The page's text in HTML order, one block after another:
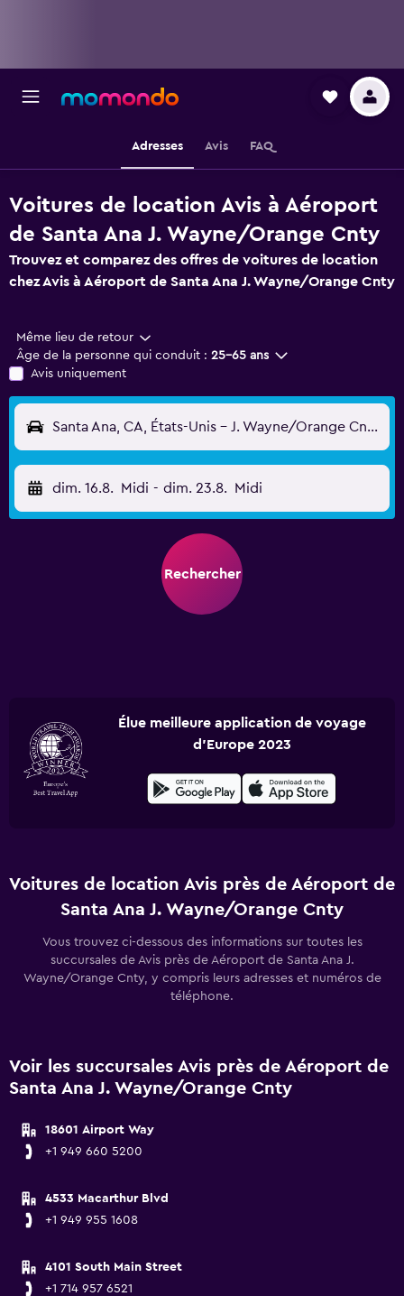
Adresses Avis FAQ
Voitures de location Avis à Aéroport
de Santa Ana J. Wayne/Orange Cnty
Trouvez et comparez des offres de voitures de location
chez Avis à Aéroport de Santa Ana J. Wayne/Orange Cnty
Même lieu de retour
Âge de la personne qui conduit : 25-65 ans
Avis uniquement
Santa Ana, CA, États-Unis - J. Wayne/Orange Cnty (SNA)
dim. 16.8. Midi - dim. 23.8. Midi
Rechercher
Élue meilleure application de voyage
d'Europe 2023
Voitures de location Avis près de Aéroport de
Santa Ana J. Wayne/Orange Cnty
Vous trouvez ci-dessous des informations sur toutes les
succursales de Avis près de Aéroport de Santa Ana J.
Wayne/Orange Cnty, y compris leurs adresses et numéros de
téléphone.
Voir les succursales Avis près de Aéroport de
Santa Ana J. Wayne/Orange Cnty
18601 Airport Way
+1 949 660 5200
4533 Macarthur Blvd
+1 949 955 1608
4101 South Main Street
+1 714 957 6521